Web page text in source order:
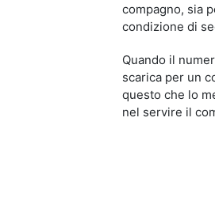
compagno, sia
condizione di
Quando il
scarica per un
questo che lo
nel servire il